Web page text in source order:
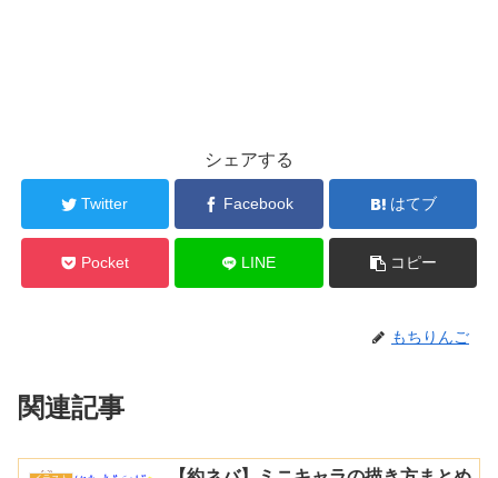
シェアする
Twitter Facebook はてブ
Pocket LINE コピー
もちりんご
関連記事